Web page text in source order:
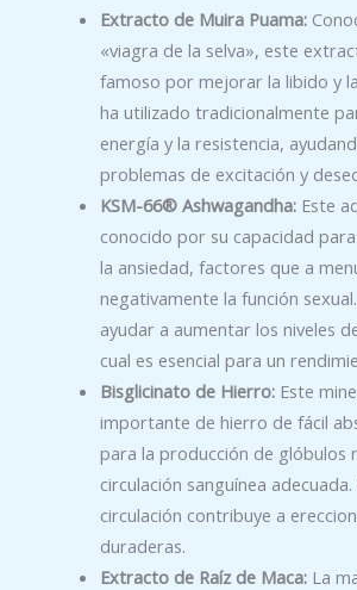
Extracto de Muira Puama:
«viagra de la selva», este
famoso por mejorar la libido y
ha utilizado tradicionalmente
energía y la resistencia,
problemas de excitación y
KSM-66® Ashwagandha:Este
conocido por su capacidad
la ansiedad, factores que a
negativamente la función
ayudar a aumentar los niveles
cual es esencial para un
Bisglicinato de Hierro:Este
importante de hierro de fácil
para la producción de glóbulos
circulación sanguínea
circulación contribuye a
duraderas.
Extracto de Raíz de Maca:La